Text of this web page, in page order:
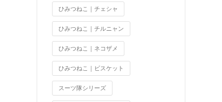
ひみつねこ｜チェシャ
ひみつねこ｜チルニャン
ひみつねこ｜ネコザメ
ひみつねこ｜ビスケット
スーツ隊シリーズ